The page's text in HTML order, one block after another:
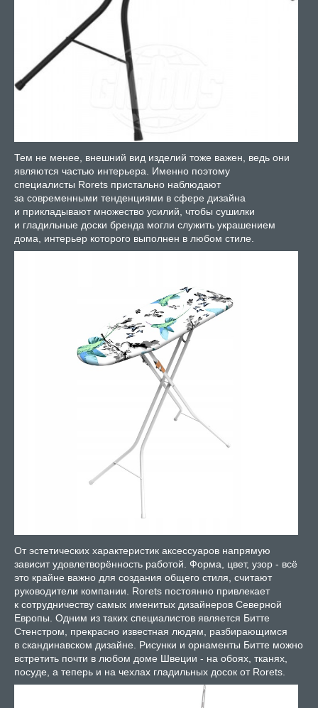
Тем не менее, внешний вид изделий тоже важен, ведь они
являются частью интерьера. Именно поэтому
специалисты Rorets пристально наблюдают
за современными тенденциями в сфере дизайна
и прикладывают множество усилий, чтобы сушилки
и гладильные доски бренда могли служить украшением
дома, интерьер которого выполнен в любом стиле.
От эстетических характеристик аксессуаров напрямую
зависит удовлетворённость работой. Форма, цвет, узор - всё
это крайне важно для создания общего стиля, считают
руководители компании. Rorets постоянно привлекает
к сотрудничеству самых именитых дизайнеров Северной
Европы. Одним из таких специалистов является Битте
Стенстром, прекрасно известная людям, разбирающимся
в скандинавском дизайне. Рисунки и орнаменты Битте можно
встретить почти в любом доме Швеции - на обоях, тканях,
посуде, а теперь и на чехлах гладильных досок от Rorets.